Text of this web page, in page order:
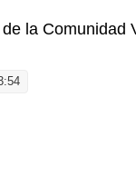
la Comunidad